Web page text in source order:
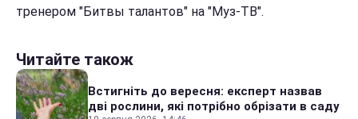
тренером "Битвы талантов" на "Муз-ТВ".
Читайте також
Встигніть до вересня: експерт назвав
дві рослини, які потрібно обрізати в саду